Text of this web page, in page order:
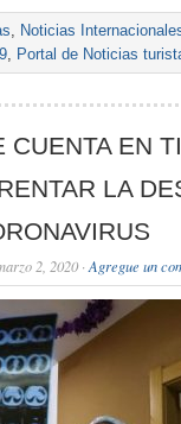
, Noticias
, Portal de Noticias
CUENTA EN
LA
2, 2020 · Agregue un